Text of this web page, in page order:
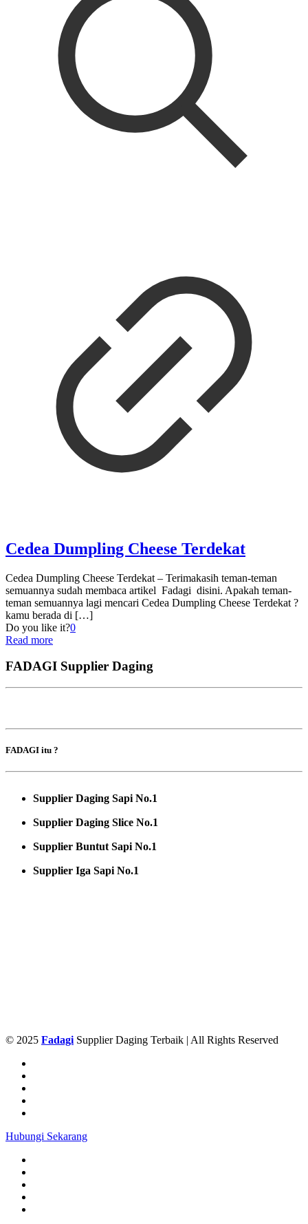
Cedea Dumpling Cheese Terdekat
Cedea Dumpling Cheese Terdekat – Terimakasih teman-teman
semuannya sudah membaca artikel Fadagi disini. Apakah teman-
teman semuannya lagi mencari Cedea Dumpling Cheese Terdekat ?
kamu berada di […]
Do you like it?0
Read more
FADAGI Supplier Daging
FADAGI itu ?
Supplier Daging Sapi No.1
Supplier Daging Slice No.1
Supplier Buntut Sapi No.1
Supplier Iga Sapi No.1
© 2025 FadagiSupplier Daging Terbaik | All Rights Reserved
Hubungi Sekarang